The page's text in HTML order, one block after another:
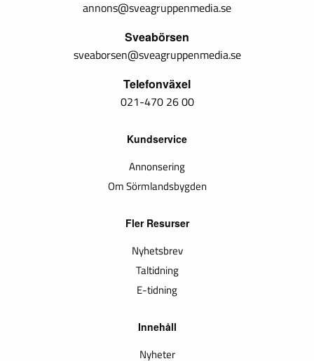
annons@sveagruppenmedia.se
Sveabörsen
sveaborsen@sveagruppenmedia.se
Telefonväxel
021-470 26 00
Kundservice
Annonsering
Om Sörmlandsbygden
Fler Resurser
Nyhetsbrev
Taltidning
E-tidning
Innehåll
Nyheter